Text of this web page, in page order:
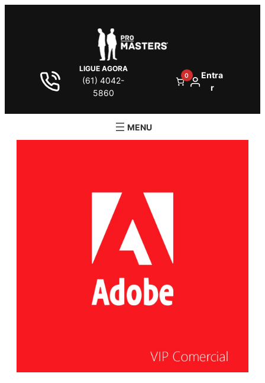
LIGUE AGORA
(61) 4042-
5860
0
Entra
r